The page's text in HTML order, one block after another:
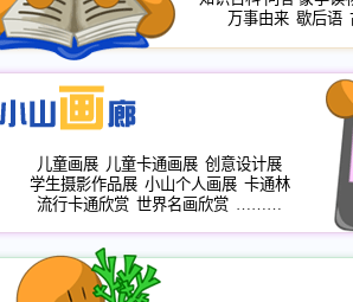
万事由来 歇后语
儿童画展 儿童卡通画展 创意设计展
学生摄影作品展 小山个人画展 卡通林
流行卡通欣赏 世界名画欣赏 ………